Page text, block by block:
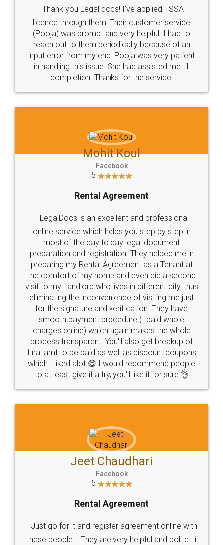
Thank you Legal docs! I've applied FSSAI
licence through them. Their customer service
(Pooja) was prompt and very helpful. I had to
reach out to them periodically because of an
input error from my end. Pooja was very patient
in handling this issue. She had assisted me till
completion. Thanks for the service.
Mohit Koul
Facebook
5
Rental Agreement
LegalDocs is an excellent and professional
online service which helps you step by step in
most of the day to day legal document
preparation and registration. They helped me in
preparing my Rental Agreement as a Tenant at
the comfort of my home and even did a second
visit to my Landlord who lives in different city, thus
eliminating the inconvenience of visiting me just
for the signature and verification. They have
smooth payment procedure (I paid whole
charges online) which again makes the whole
process transparent. You'll also get breakup of
final amt to be paid as well as discount coupons
which I liked alot 😋 I would recommend people
to at least give it a try, you'll like it for sure 👌
Jeet Chaudhari
Facebook
5
Rental Agreement
Just go for it and register agreement online with
these people... They are very helpful and polite.. i